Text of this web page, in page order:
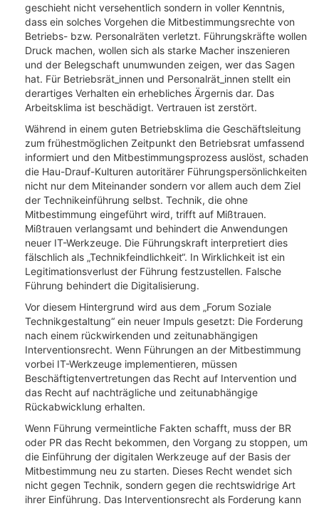
geschieht nicht versehentlich sondern in voller Kenntnis,
dass ein solches Vorgehen die Mitbestimmungsrechte von
Betriebs- bzw. Personalräten verletzt. Führungskräfte wollen
Druck machen, wollen sich als starke Macher inszenieren
und der Belegschaft unumwunden zeigen, wer das Sagen
hat. Für Betriebsrät_innen und Personalrät_innen stellt ein
derartiges Verhalten ein erhebliches Ärgernis dar. Das
Arbeitsklima ist beschädigt. Vertrauen ist zerstört.
Während in einem guten Betriebsklima die Geschäftsleitung
zum frühestmöglichen Zeitpunkt den Betriebsrat umfassend
informiert und den Mitbestimmungsprozess auslöst, schaden
die Hau-Drauf-Kulturen autoritärer Führungspersönlichkeiten
nicht nur dem Miteinander sondern vor allem auch dem Ziel
der Technikeinführung selbst. Technik, die ohne
Mitbestimmung eingeführt wird, trifft auf Mißtrauen.
Mißtrauen verlangsamt und behindert die Anwendungen
neuer IT-Werkzeuge. Die Führungskraft interpretiert dies
fälschlich als „Technikfeindlichkeit“. In Wirklichkeit ist ein
Legitimationsverlust der Führung festzustellen. Falsche
Führung behindert die Digitalisierung.
Vor diesem Hintergrund wird aus dem „Forum Soziale
Technikgestaltung“ ein neuer Impuls gesetzt: Die Forderung
nach einem rückwirkenden und zeitunabhängigen
Interventionsrecht. Wenn Führungen an der Mitbestimmung
vorbei IT-Werkzeuge implementieren, müssen
Beschäftigtenvertretungen das Recht auf Intervention und
das Recht auf nachträgliche und zeitunabhängige
Rückabwicklung erhalten.
Wenn Führung vermeintliche Fakten schafft, muss der BR
oder PR das Recht bekommen, den Vorgang zu stoppen, um
die Einführung der digitalen Werkzeuge auf der Basis der
Mitbestimmung neu zu starten. Dieses Recht wendet sich
nicht gegen Technik, sondern gegen die rechtswidrige Art
ihrer Einführung. Das Interventionsrecht als Forderung kann